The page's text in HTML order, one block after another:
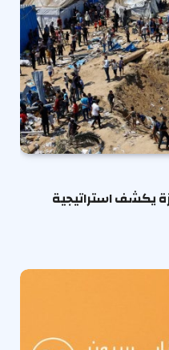
يكشف استراتيجية